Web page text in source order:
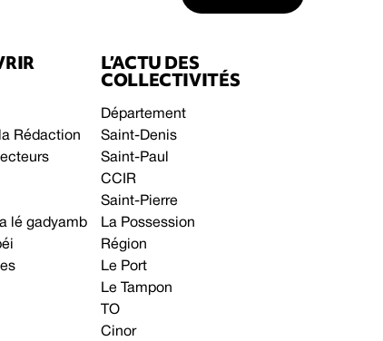
Rédaction
lé gadyamb
L’ACTU DES
COLLECTIVITÉS
Département
Saint-Denis
Saint-Paul
CCIR
Saint-Pierre
La Possession
Région
Le Port
Le Tampon
TO
Cinor